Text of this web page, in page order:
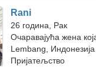
Rani
26 година, Рак
Очаравајућа жена
везу
Lembang, Индонезија
Пријатељство